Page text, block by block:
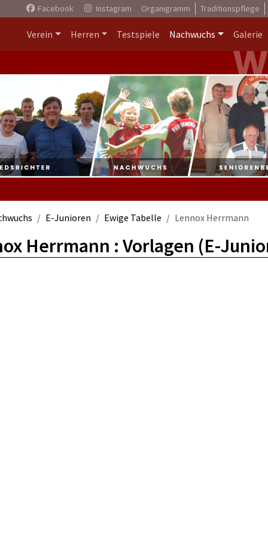
Facebook Instagram Organigramm Traditionspflege
Verein Herren Testspiele Nachwuchs Galerie
E-Junioren Ewige Tabelle Lennox Herrmann
Herrmann : Vorlagen (E-